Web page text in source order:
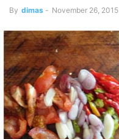
By dimas - November 26, 2015